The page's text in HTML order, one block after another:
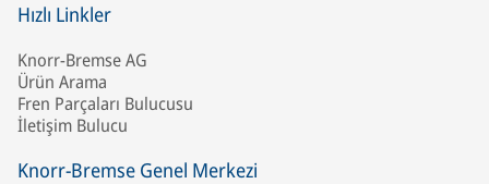
Hızlı Linkler
Knorr-Bremse AG
Ürün Arama
Fren Parçaları Bulucusu
İletişim Bulucu
Knorr-Bremse Genel Merkezi